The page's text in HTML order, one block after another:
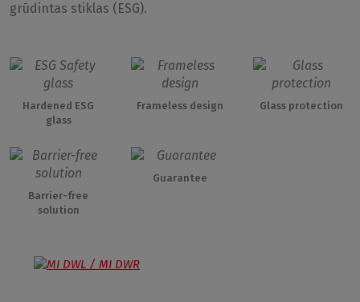
grūdintas stiklas (ESG).
Hardened ESG
glass
Frameless design Glass protection
Barrier-free
solution
Guarantee